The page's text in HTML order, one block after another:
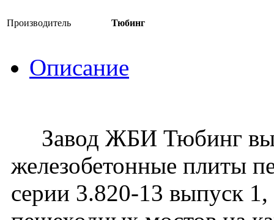
Производитель Тюбинг
Описание
Завод ЖБИ Тюбинг
железобетонные плиты
серии 3.820-13 выпуск